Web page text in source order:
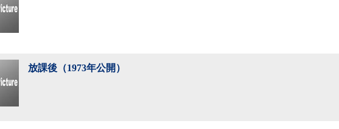
放課後（1973年公開）